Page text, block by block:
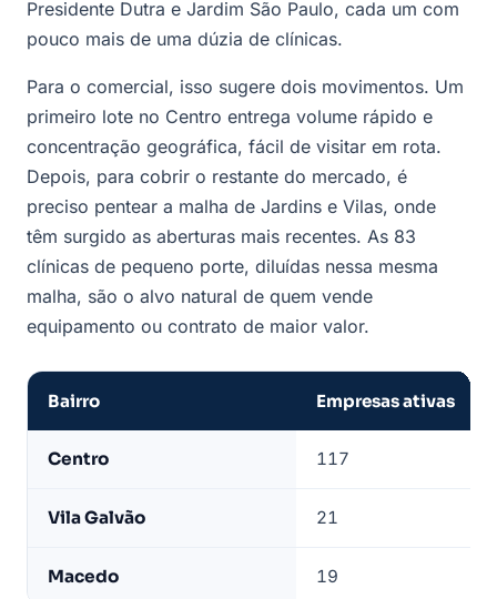
Presidente Dutra e Jardim São Paulo, cada um com
pouco mais de uma dúzia de clínicas.
Para o comercial, isso sugere dois movimentos. Um
primeiro lote no Centro entrega volume rápido e
concentração geográfica, fácil de visitar em rota.
Depois, para cobrir o restante do mercado, é
preciso pentear a malha de Jardins e Vilas, onde
têm surgido as aberturas mais recentes. As 83
clínicas de pequeno porte, diluídas nessa mesma
malha, são o alvo natural de quem vende
equipamento ou contrato de maior valor.
com
clínicas
ativas
Bairro Empresas ativas
Centro 117
Vila Galvão 21
Macedo 19